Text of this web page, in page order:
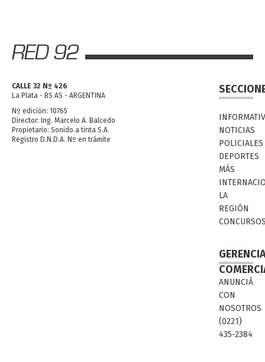
CALLE 32 Nº 426
La Plata - BS AS - ARGENTINA
Nº edición: 10765
Director: Ing. Marcelo A. Balcedo
Propietario: Sonido a tinta S.A.
Registro D.N.D.A. Nº en trámite
NOTICIAS
POLICIALES
DEPORTES
MÁS
LA
REGIÓN
ANUNCIÁ
CON
NOSOTROS
(0221)
435-2384